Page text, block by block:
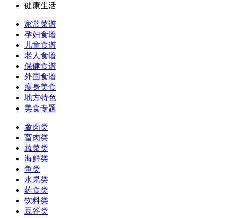
健康生活
家常菜谱
孕妇食谱
儿童食谱
老人食谱
保健食谱
外国食谱
瘦身美食
地方特色
美食专题
禽肉类
畜肉类
蔬菜类
海鲜类
鱼类
水果类
药食类
饮料类
豆谷类